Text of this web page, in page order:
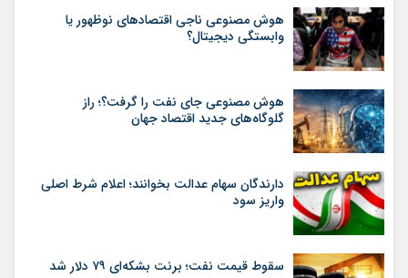
هوش مصنوعی ناجی اقتصادهای نوظهور یا
وابستگی دیجیتال؟
هوش مصنوعی جای نفت را گرفت؟؛ راز
گلوگاه‌های جدید اقتصاد جهان
دارندگان سهام عدالت بخوانند؛ اعلام شرط اصلی
واریز سود
سقوط قیمت نفت؛ برنت بشکه‌ای ۷۹ دلار شد